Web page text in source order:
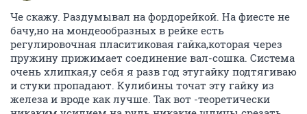
Че скажу. Раздумывал на фордорейкой. На фиесте не
бачу,но на мондеообразных в рейке есть
регулировочная пласитиковая гайка,которая через
пружину прижимает соединение вал-сошка. Система
очень хлипкая,у себя я разв год этугайку подтягиваю
и стуки пропадают. Кулибины точат эту гайку из
железа и вроде как лучше. Так вот -теоретически